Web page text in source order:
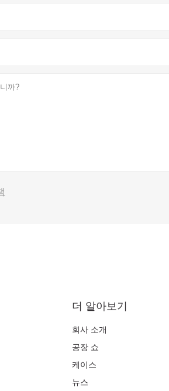
더 알아보기
회사 소개
공장 쇼
케이스
뉴스